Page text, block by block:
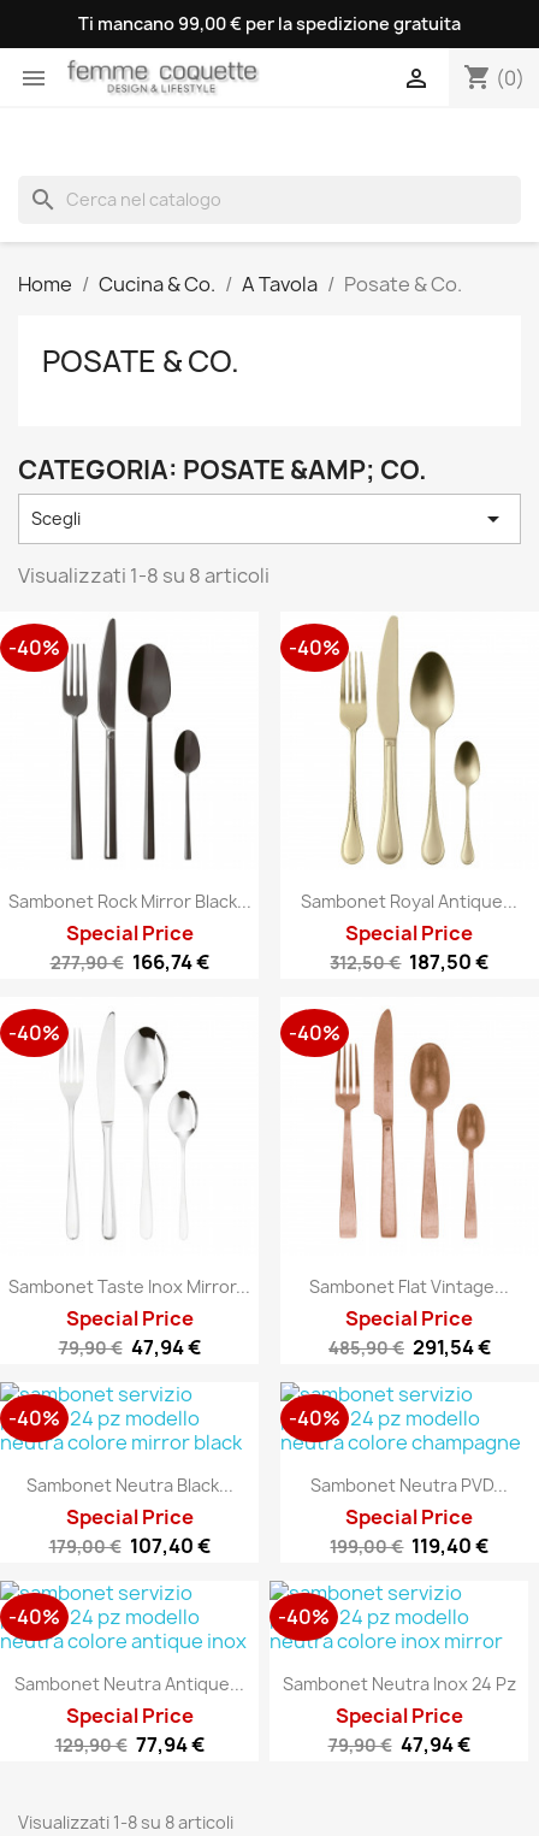
Ti mancano 99,00 € per la spedizione gratuita
 shopping_cart (0)

search
Home Cucina & Co. A Tavola Posate & Co.
POSATE & CO.
CATEGORIA: POSATE &AMP; CO.
Scegli 
Visualizzati 1-8 su 8 articoli
Sambonet Rock Mirror Black...
Special Price
277,90 € 166,74 €
-40%
Sambonet Royal Antique...
Special Price
312,50 € 187,50 €
-40%
Sambonet Taste Inox Mirror...
Special Price
79,90 € 47,94 €
-40%
Sambonet Flat Vintage...
Special Price
485,90 € 291,54 €
-40%
Sambonet Neutra Black...
Special Price
179,00 € 107,40 €
-40%
Sambonet Neutra PVD...
Special Price
199,00 € 119,40 €
-40%
Sambonet Neutra Antique...
Special Price
129,90 € 77,94 €
-40%
Sambonet Neutra Inox 24 Pz
Special Price
79,90 € 47,94 €
-40%
Visualizzati 1-8 su 8 articoli